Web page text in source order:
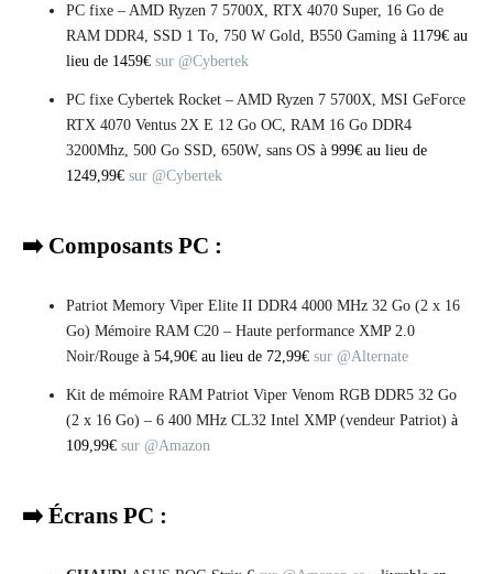
PC fixe – AMD Ryzen 7 5700X, RTX 4070 Super, 16 Go de
RAM DDR4, SSD 1 To, 750 W Gold, B550 Gaming à 1179€ au
lieu de 1459€ sur @Cybertek
PC fixe Cybertek Rocket – AMD Ryzen 7 5700X, MSI GeForce
RTX 4070 Ventus 2X E 12 Go OC, RAM 16 Go DDR4
3200Mhz, 500 Go SSD, 650W, sans OS à 999€ au lieu de
1249,99€ sur @Cybertek
➡️ Composants PC :
Patriot Memory Viper Elite II DDR4 4000 MHz 32 Go (2 x 16
Go) Mémoire RAM C20 – Haute performance XMP 2.0
Noir/Rouge à 54,90€ au lieu de 72,99€ sur @Alternate
Kit de mémoire RAM Patriot Viper Venom RGB DDR5 32 Go
(2 x 16 Go) – 6 400 MHz CL32 Intel XMP (vendeur Patriot) à
109,99€ sur @Amazon
➡️ Écrans PC :